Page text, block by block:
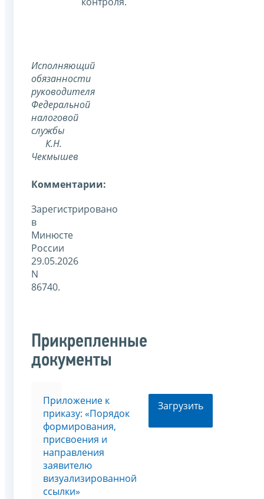
Исполняющий
обязанности
руководителя
Федеральной
налоговой
службы
К.Н.
Чекмышев
Комментарии:
Зарегистрировано
в
Минюсте
России
29.05.2026
N
86740.
Прикрепленные
документы
Приложение к
приказу: «Порядок
формирования,
присвоения и
направления
заявителю
визуализированной
ссылки»
Загрузить